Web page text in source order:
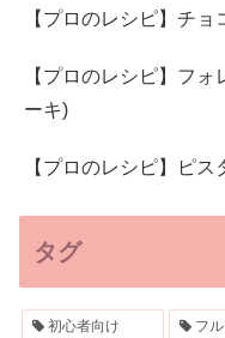
【プロのレシピ】チ
【プロのレシピ】フ
ーキ)
【プロのレシピ】ピ
タグ
初心者向け フル